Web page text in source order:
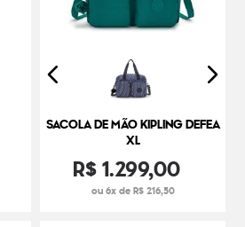
SACOLA DE MÃO KIPLING DEFEA
XL
R$1.299,00
ou 6x de R$ 216,50